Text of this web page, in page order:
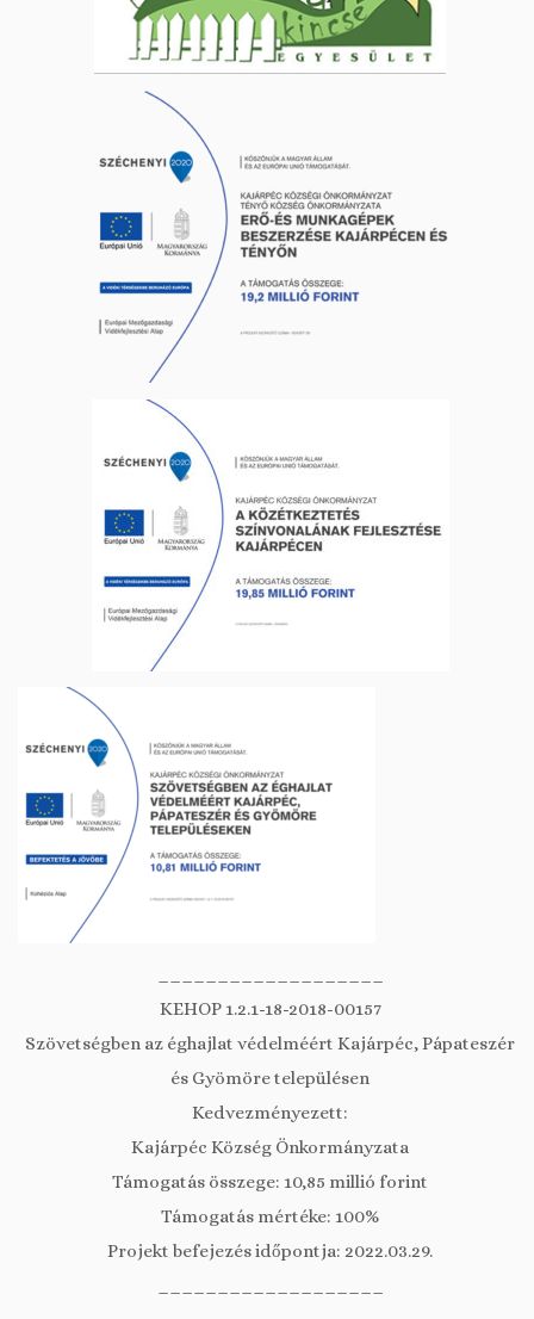
KEHOP 1.2.1-18-2018-00157
Szövetségben az éghajlat védelméért Kajárpéc, Pápateszér
és Gyömöre településen
Kedvezményezett:
Kajárpéc Község Önkormányzata
Támogatás összege: 10,85 millió forint
Támogatás mértéke: 100%
Projekt befejezés időpontja: 2022.03.29.